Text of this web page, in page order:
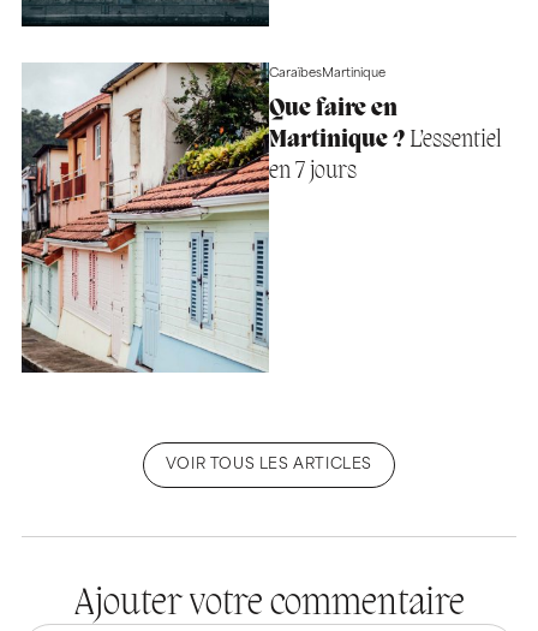
CaraïbesMartinique
Que faire en
Martinique ?L’essentiel
en 7 jours
VOIR TOUS LES ARTICLES
Ajouter votre commentaire